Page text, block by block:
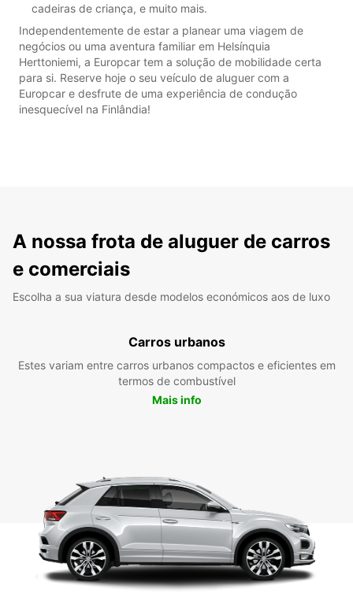
cadeiras de criança, e muito mais.
Independentemente de estar a planear uma viagem de
negócios ou uma aventura familiar em Helsínquia
Herttoniemi, a Europcar tem a solução de mobilidade certa
para si. Reserve hoje o seu veículo de aluguer com a
Europcar e desfrute de uma experiência de condução
inesquecível na Finlândia!
A nossa frota de aluguer de carros
e comerciais
Escolha a sua viatura desde modelos económicos aos de luxo
Carros urbanos
Estes variam entre carros urbanos compactos e eficientes em
termos de combustível
Mais info